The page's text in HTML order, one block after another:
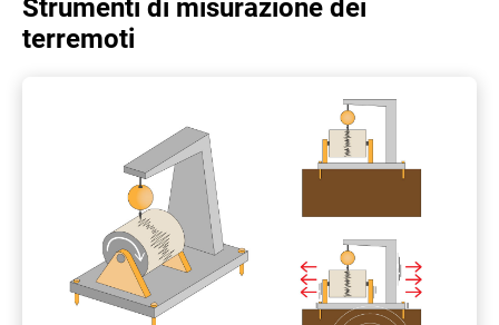
Strumenti di misurazione dei
terremoti